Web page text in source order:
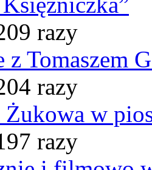
razy
z Tomaszem
razy
w
razy